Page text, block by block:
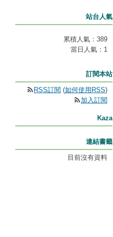
站台人氣
累積人氣： 389
當日人氣： 1
訂閱本站
RSS訂閱 (如何使用RSS)
加入訂閱
Kaza
連結書籤
目前沒有資料